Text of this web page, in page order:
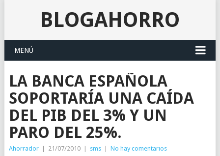
BLOGAHORRO
MENÚ
LA BANCA ESPAÑOLA
SOPORTARÍA UNA CAÍDA
DEL PIB DEL 3% Y UN
PARO DEL 25%.
Ahorrador 21/07/2010 sms No hay comentarios